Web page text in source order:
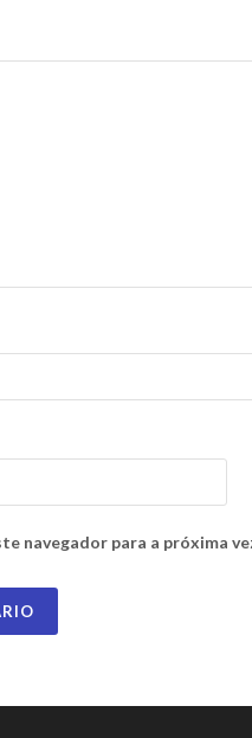
navegador para a próxima